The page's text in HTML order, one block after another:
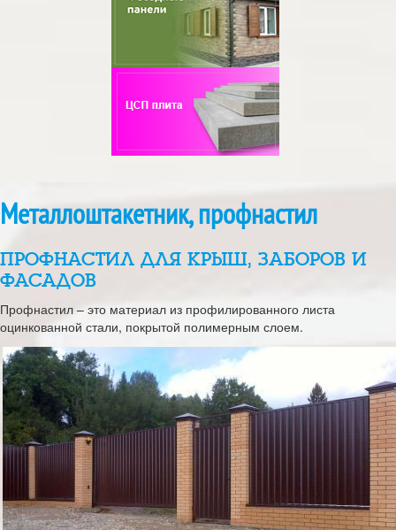
Металлоштакетник, профнастил
ПРОФНАСТИЛ ДЛЯ КРЫШ, ЗАБОРОВ И
ФАСАДОВ
Профнастил – это материал из профилированного листа
оцинкованной стали, покрытой полимерным слоем.